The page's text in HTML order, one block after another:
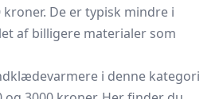
De er typisk mindre i
af billigere materialer som
i denne kategori